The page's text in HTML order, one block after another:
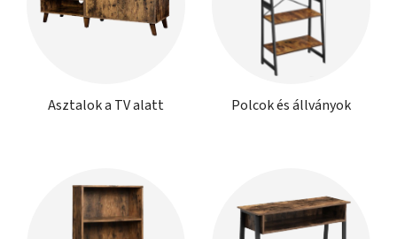
Asztalok a TV alatt Polcok és állványok